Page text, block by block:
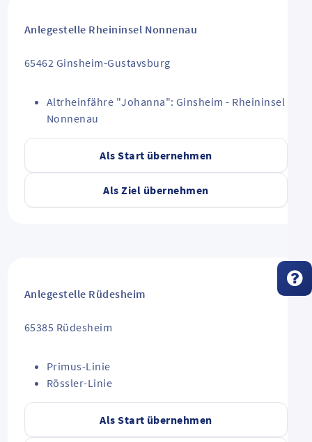
Als Start übernehmen
Als Ziel übernehmen
Anlegestelle Rheininsel Nonnenau
65462 Ginsheim-Gustavsburg
Altrheinfähre "Johanna": Ginsheim - Rheininsel
Nonnenau
Als Start übernehmen
Anlegestelle Rüdesheim
65385 Rüdesheim
Primus-Linie
Rössler-Linie